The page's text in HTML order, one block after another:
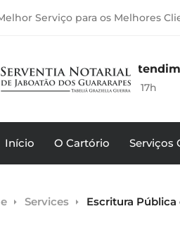
Serviço para os Melhores
de Atendimento
Sex: 8h às 17h
Início O Cartório Serviços
Services Escritura Pública